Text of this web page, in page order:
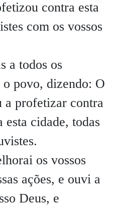
contra esta
com os vossos
a todos os
povo, dizendo: O
a profetizar contra
esta cidade, todas
os vossos
ações, e ouvi a
Deus, e